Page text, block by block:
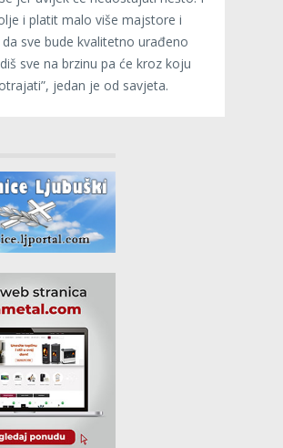
i platit malo više majstore i
sve bude kvalitetno urađeno
sve na brzinu pa će kroz koju
jedan je od savjeta.